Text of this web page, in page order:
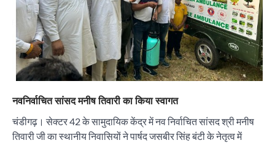
नवनिर्वाचित सांसद मनीष तिवारी का किया स्वागत
चंडीगढ़। सेक्टर 42 के सामुदायिक केंद्र में नव निर्वाचित सांसद श्री मनीष
तिवारी जी का स्थानीय निवासियों ने पार्षद जसबीर सिंह बंटी के नेतृत्व में